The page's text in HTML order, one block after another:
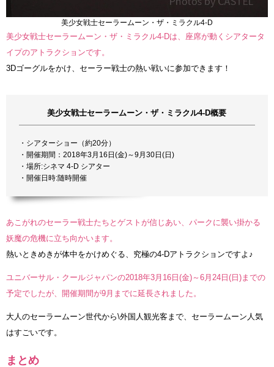
美少女戦士セーラームーン・ザ・ミラクル4-D
美少女戦士セーラームーン・ザ・ミラクル4-Dは、座席が動くシアタータ
イプのアトラクションです。
3Dゴーグルをかけ、セーラー戦士の熱い戦いに参加できます！
美少女戦士セーラームーン・ザ・ミラクル4-D概要
・シアターショー（約20分）
・開催期間：2018年3月16日(金)～9月30日(日)
・場所:シネマ 4-D シアター
・開催日時:随時開催
あこがれのセーラー戦士たちとゲストが信じあい、パークに襲い掛かる
妖魔の危機に立ち向かいます。
熱いときめきが体中をかけめぐる、究極の4-Dアトラクションですよ♪
ユニバーサル・クールジャパンの2018年3月16日(金)～6月24日(日)までの
予定でしたが、開催期間が9月までに延長されました。
大人のセーラームーン世代から\外国人観光客まで、セーラームーン人気
はすごいです。
まとめ